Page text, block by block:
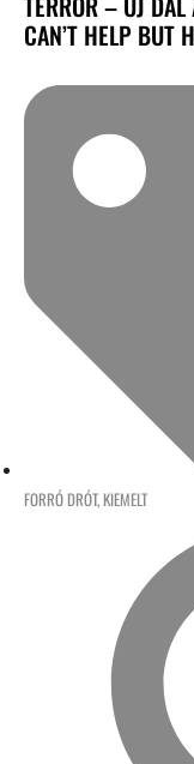
CAN’T HELP BUT
FORRÓ DRÓT, KIEMELT